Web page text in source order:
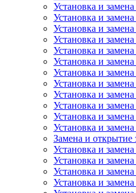
Установка и
Установка и
Установка и
Установка и
Установка и
Установка и
Установка и
Установка и
Установка и
Установка и
Установка и
Установка и
Замена и открытие
Установка и
Установка и
Установка и
Установка и замена